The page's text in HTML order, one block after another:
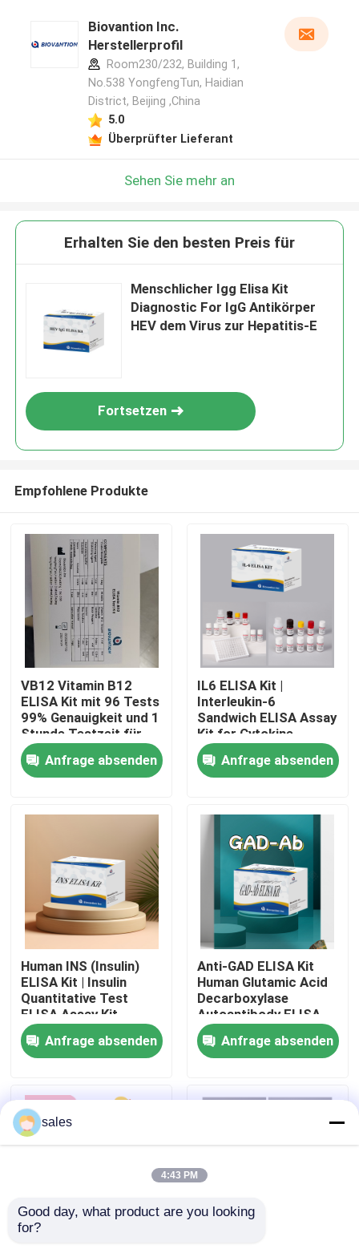
Über uns
Qualitätskontrolle
Kontakt mit uns
Neuigkeiten
Rechtssachen
Biovantion Inc.
Herstellerprofil
Room230/232, Building 1,
No.538 YongfengTun, Haidian
District, Beijing ,China
5.0
Überprüfter Lieferant
Sehen Sie mehr an
Erhalten Sie den besten Preis für
Menschlicher Igg Elisa Kit
Diagnostic For IgG Antikörper
HEV dem Virus zur Hepatitis-E
Fortsetzen
Empfohlene Produkte
VB12 Vitamin B12
ELISA Kit mit 96 Tests
99% Genauigkeit und 1
Stunde Testzeit für
Vitaminmangelforschung
Anfrage absenden
IL6 ELISA Kit |
Interleukin-6
Sandwich ELISA Assay
Kit for Cytokine
Quantitative Detection
in Biological Samples,
Serum, Plasma, Cell
Anfrage absenden
Human INS (Insulin)
ELISA Kit | Insulin
Quantitative Test
ELISA Assay Kit,
Sandwich ELISA For
Serum Plasma 96
Tests Laboratory
Anfrage absenden
Anti-GAD ELISA Kit
Human Glutamic Acid
Decarboxylase
Autoantibody ELISA
KiT GAD-Ab / GAD65
Autoantibody Enzyme
Linked
Test Kit
Anfrage absenden
sales
4:43 PM
Good day, what product are you looking
for?